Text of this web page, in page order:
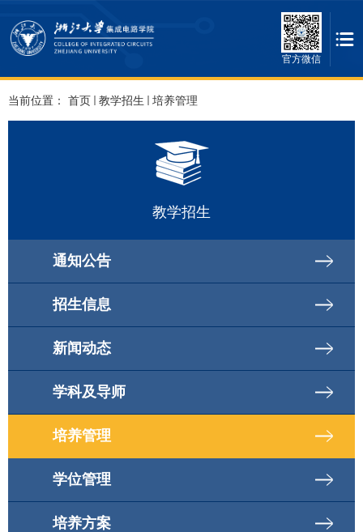
官方微信
当前位置： 首页 教学招生 培养管理
教学招生
通知公告
招生信息
新闻动态
学科及导师
培养管理
学位管理
培养方案